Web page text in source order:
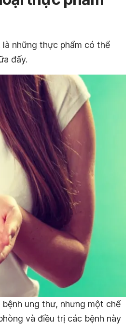
những thực phẩm có thể
đấy.
ung thư, nhưng một chế
và điều trị các bệnh này